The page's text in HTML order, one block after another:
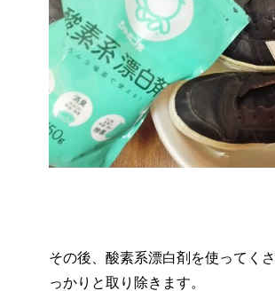
その後、酸素系漂白剤を使ってく
っかりと取り除きます。